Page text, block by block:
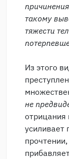
такому
тяжести
Из этого
не
отрицания
усиливает